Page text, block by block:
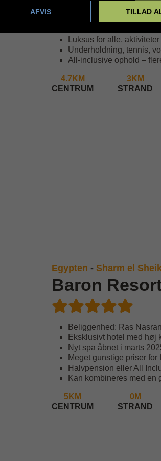
Luksus for alle,
Underholdning, tennis,
All-inclusive ophold –
4.7KM
CENTRUM
3KM
STRAND
Egypten - Sharm el
Baron
Beliggenhed: Ras
Eksklusivt hotel med høj
Nyt spa åbnet i marts
Meget gunstige priser for
Halvpension eller All
Kan kombineres med en
5KM
CENTRUM
0M
STRAND
AFVIS TILLAD